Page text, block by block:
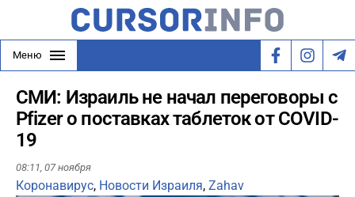
Меню
СМИ: Израиль не начал переговоры с
Pfizer о поставках таблеток от COVID-
19
08:11, 07 ноября
Коронавирус, Новости Израиля, Zahav